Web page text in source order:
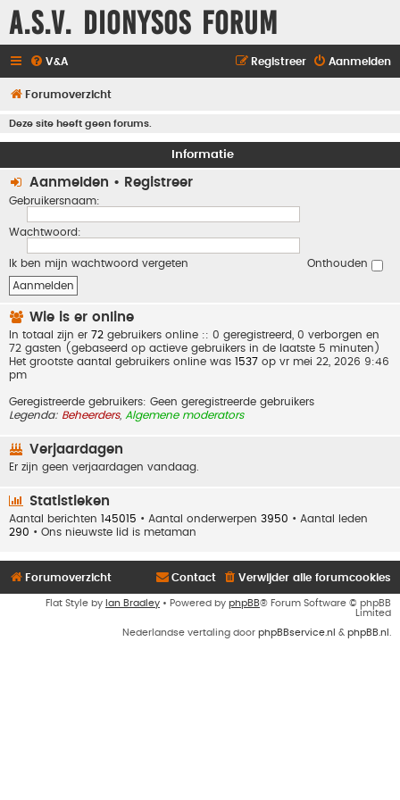
A.S.V. Dionysos Forum
V&A Aanmelden
Registreer
Forumoverzicht
Deze site heeft geen forums.
Informatie
Aanmelden • Registreer
Gebruikersnaam:
Wachtwoord:
Ik ben mijn wachtwoord vergeten Onthouden
Wie is er online
In totaal zijn er 72 gebruikers online :: 0 geregistreerd, 0 verborgen en
72 gasten (gebaseerd op actieve gebruikers in de laatste 5 minuten)
Het grootste aantal gebruikers online was 1537 op vr mei 22, 2026 9:46
pm
Geregistreerde gebruikers: Geen geregistreerde gebruikers
Legenda: Beheerders, Algemene moderators
Verjaardagen
Er zijn geen verjaardagen vandaag.
Statistieken
Aantal berichten 145015 • Aantal onderwerpen 3950 • Aantal leden
290 • Ons nieuwste lid is metaman
Forumoverzicht Verwijder alle forumcookies
Contact
Flat Style by Ian Bradley • Powered by phpBB® Forum Software © phpBB
Limited
Nederlandse vertaling door phpBBservice.nl & phpBB.nl